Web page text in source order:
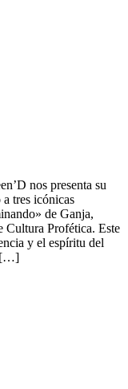
nos presenta su
tres icónicas
de Ganja,
Cultura Profética. Este
y el espíritu del
[…]